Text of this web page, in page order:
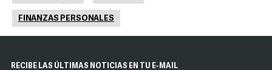
FINANZAS PERSONALES
RECIBE LAS ÚLTIMAS NOTICIAS EN TU E-MAIL